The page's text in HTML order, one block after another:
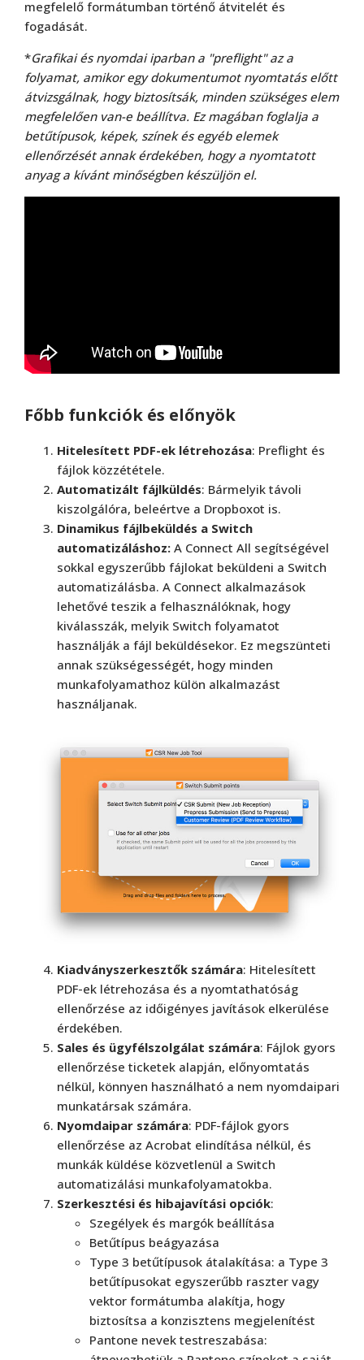
megfelelő formátumban történő átvitelét és
fogadását.
*Grafikai és nyomdai iparban a "preflight" az a
folyamat, amikor egy dokumentumot nyomtatás előtt
átvizsgálnak, hogy biztosítsák, minden szükséges elem
megfelelően van-e beállítva. Ez magában foglalja a
betűtípusok, képek, színek és egyéb elemek
ellenőrzését annak érdekében, hogy a nyomtatott
anyag a kívánt minőségben készüljön el.
Főbb funkciók és előnyök
Hitelesített PDF-ek létrehozása: Preflight és
fájlok közzététele.
Automatizált fájlküldés: Bármelyik távoli
kiszolgálóra, beleértve a Dropboxot is.
Dinamikus fájlbeküldés a Switch
automatizáláshoz: A Connect All segítségével
sokkal egyszerűbb fájlokat beküldeni a Switch
automatizálásba. A Connect alkalmazások
lehetővé teszik a felhasználóknak, hogy
kiválasszák, melyik Switch folyamatot
használják a fájl beküldésekor. Ez megszünteti
annak szükségességét, hogy minden
munkafolyamathoz külön alkalmazást
használjanak.
Kiadványszerkesztők számára: Hitelesített
PDF-ek létrehozása és a nyomtathatóság
ellenőrzése az időigényes javítások elkerülése
érdekében.
Sales és ügyfélszolgálat számára: Fájlok gyors
ellenőrzése ticketek alapján, előnyomtatás
nélkül, könnyen használható a nem nyomdaipari
munkatársak számára.
Nyomdaipar számára: PDF-fájlok gyors
ellenőrzése az Acrobat elindítása nélkül, és
munkák küldése közvetlenül a Switch
automatizálási munkafolyamatokba.
Szerkesztési és hibajavítási opciók:
Szegélyek és margók beállítása
Betűtípus beágyazása
Type 3 betűtípusok átalakítása: a Type 3
betűtípusokat egyszerűbb raszter vagy
vektor formátumba alakítja, hogy
biztosítsa a konzisztens megjelenítést
Pantone nevek testreszabása: